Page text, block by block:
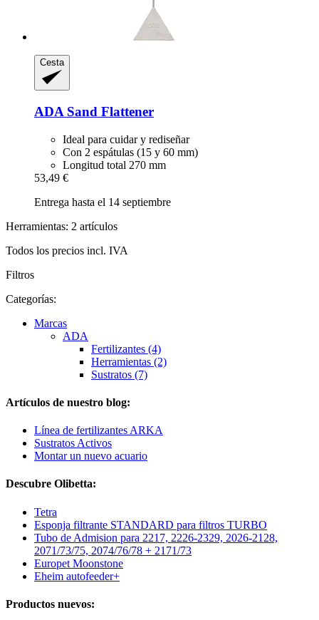
Cesta
ADA Sand Flattener
Ideal para cuidar y rediseñar
Con 2 espátulas (15 y 60 mm)
Longitud total 270 mm
53,49 €
Entrega hasta el 14 septiembre
Herramientas: 2 artículos
Todos los precios incl. IVA
Filtros
Categorías:
Marcas
ADA
Fertilizantes (4)
Herramientas (2)
Sustratos (7)
Artículos de nuestro blog:
Línea de fertilizantes ARKA
Sustratos Activos
Montar un nuevo acuario
Descubre Olibetta:
Tetra
Esponja filtrante STANDARD para filtros TURBO
Tubo de Admision para 2217, 2226-2329, 2026-2128,
2071/73/75, 2074/76/78 + 2171/73
Europet Moonstone
Eheim autofeeder+
Productos nuevos: